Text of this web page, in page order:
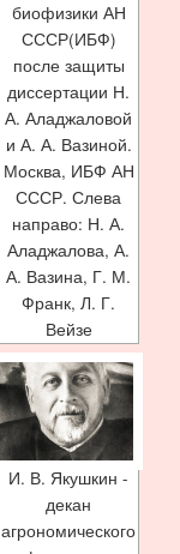
биофизики АН
СССР(ИБФ)
после защиты
диссертации Н.
А. Аладжаловой
и А. А. Вазиной.
Москва, ИБФ АН
СССР. Слева
направо: Н. А.
Аладжалова, А.
А. Вазина, Г. М.
Франк, Л. Г.
Вейзе
И. В. Якушкин -
декан
агрономического